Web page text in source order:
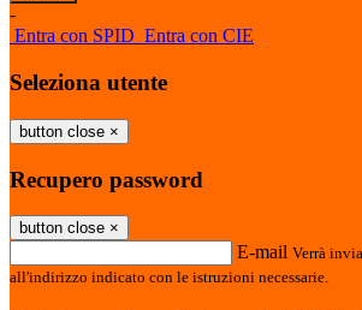
-
Entra con SPID Entra con CIE
Seleziona utente
button close ×
Recupero password
button close ×
E-mail Verrà
all'indirizzo indicato con le istruzioni necessarie.